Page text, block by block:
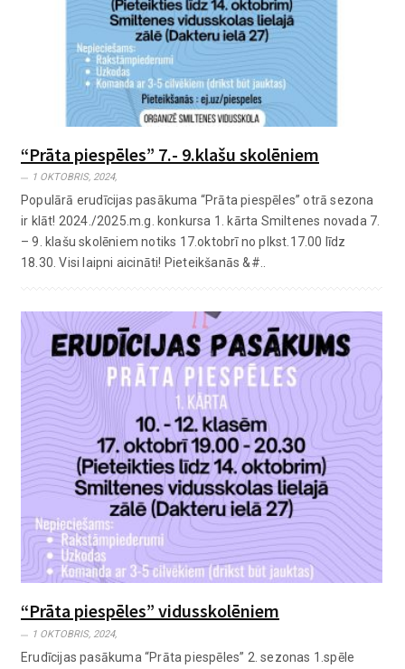
“Prāta piespēles” 7.- 9.klašu skolēniem
1 OKTOBRIS, 2024,
Populārā erudīcijas pasākuma “Prāta piespēles” otrā sezona
ir klāt! 2024./2025.m.g. konkursa 1. kārta Smiltenes novada 7.
– 9. klašu skolēniem notiks 17.oktobrī no plkst.17.00 līdz
18.30. Visi laipni aicināti! Pieteikšanās &#..
“Prāta piespēles” vidusskolēniem
1 OKTOBRIS, 2024,
Erudīcijas pasākuma “Prāta piespēles” 2. sezonas 1.spēle